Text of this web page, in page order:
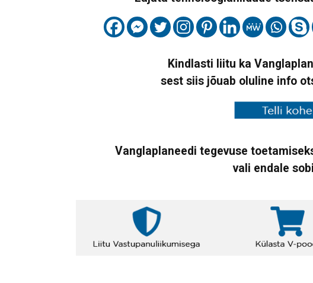
Kindlasti liitu ka
sest siis jõuab oluline info
Vanglaplaneedi tegevuse
vali endale